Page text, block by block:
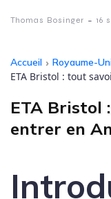
Thomas Bosinger - 16
Accueil › Royaume-
ETA Bristol : tout
ETA Bristol
entrer en